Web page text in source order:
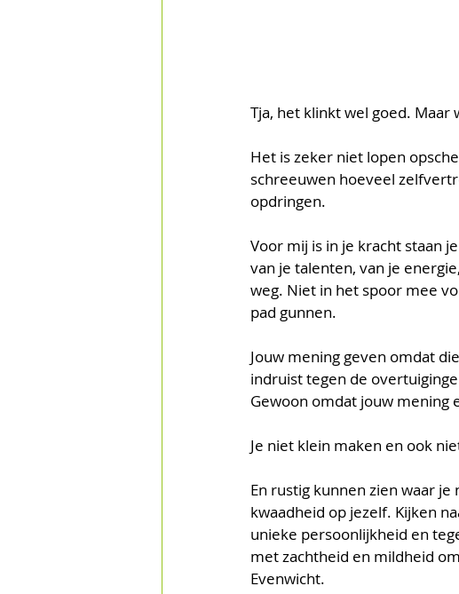
Tja, het klinkt wel goed. Maar
Het is zeker niet lopen
schreeuwen hoeveel
opdringen.
Voor mij is in je kracht staan
van je talenten, van je
weg. Niet in het spoor mee
pad gunnen.
Jouw mening geven omdat
indruist tegen de
Gewoon omdat jouw mening
Je niet klein maken en ook
En rustig kunnen zien waar
kwaadheid op jezelf. Kijken
unieke persoonlijkheid en
met zachtheid en mildheid
Evenwicht.